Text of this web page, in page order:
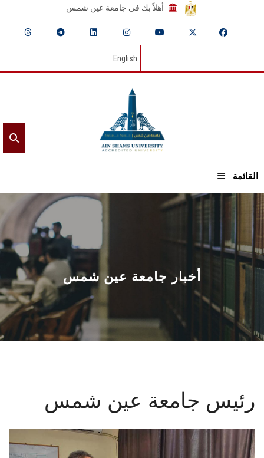
أهلاً بك في جامعة عين شمس
English
القائمة
الرئيسيـة
عن الجامعة
القطاعـات
الشئون الأكاديمية
البحث العلمي
المراكز والوحدات
أخبار جامعة عين شمس
رئيس جامعة عين شمس